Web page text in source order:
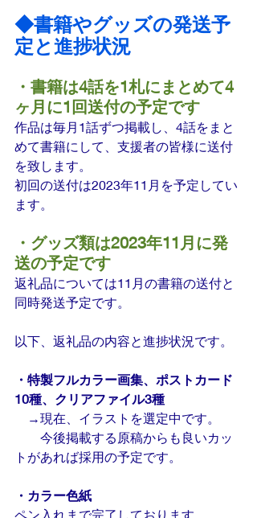
◆書籍やグッズの発送予
定と進捗状況
・書籍は4話を1札にまとめて4
ヶ月に1回送付の予定です
作品は毎月1話ずつ掲載し、4話をまと
めて書籍にして、支援者の皆様に送付
を致します。
初回の送付は2023年11月を予定してい
ます。
・グッズ類は2023年11月に発
送の予定です
返礼品については11月の書籍の送付と
同時発送予定です。
以下、返礼品の内容と進捗状況です。
・特製フルカラー画集、ポストカード
10種、クリアファイル3種
→現在、イラストを選定中です。
今後掲載する原稿からも良いカッ
トがあれば採用の予定です。
・カラー色紙
ペン入れまで完了しております。